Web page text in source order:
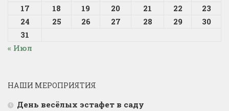
17
18 19 20 21 22
23
24
25 26 27 28 29
30
31
« Июл
НАШИ МЕРОПРИЯТИЯ
День весёлых эстафет в саду